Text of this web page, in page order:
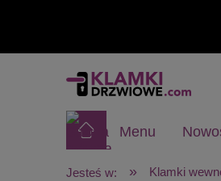
Menu
Jesteś w: » Klamki